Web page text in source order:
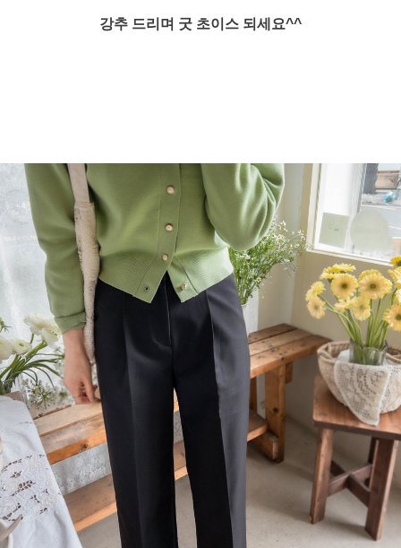
강추 드리며 굿 초이스 되세요^^